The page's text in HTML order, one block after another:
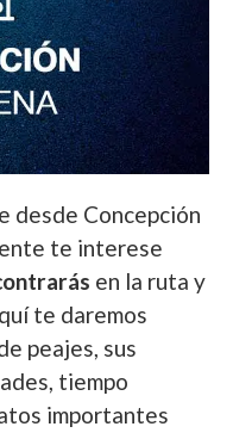
desde Concepción
te interese
en la ruta y
te daremos
peajes, sus
tiempo
importantes